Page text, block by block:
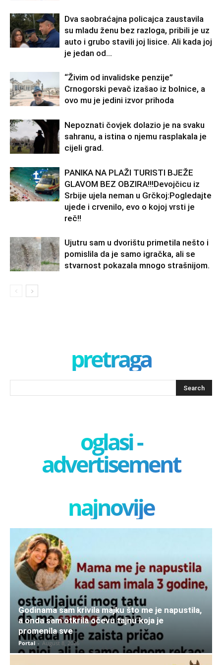
Dva saobraćajna policajca zaustavila
su mladu ženu bez razloga, pribili je uz
auto i grubo stavili joj lisice. Ali kada joj
je jedan od...
“Živim od invalidske penzije”
Crnogorski pevač izašao iz bolnice, a
ovo mu je jedini izvor prihoda
Nepoznati čovjek dolazio je na svaku
sahranu, a istina o njemu rasplakala je
cijeli grad.
PANIKA NA PLAŽI TURISTI BJEŽE
GLAVOM BEZ OBZIRA!!!Devojčicu iz
Srbije ujela neman u Grčkoj:Pogledajte
ujede i crvenilo, evo o kojoj vrsti je
reč!!
Ujutru sam u dvorištu primetila nešto i
pomislila da je samo igračka, ali se
stvarnost pokazala mnogo strašnijom.
pretraga
oglasi -
advertisement
najnovije
Godinama sam krivila majku što me je napustila,
a onda sam otkrila očevu tajnu koja je
promenila sve
Portal - August 8, 2026